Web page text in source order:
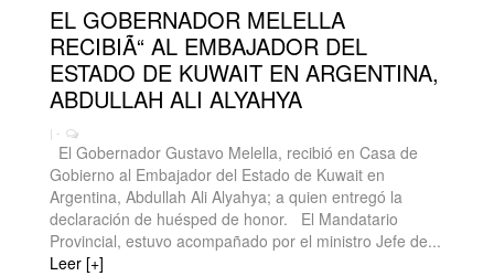
EL GOBERNADOR MELELLA
RECIBIÃ“ AL EMBAJADOR DEL
ESTADO DE KUWAIT EN ARGENTINA,
ABDULLAH ALI ALYAHYA
| -
El Gobernador Gustavo Melella, recibió en Casa de
Gobierno al Embajador del Estado de Kuwait en
Argentina, Abdullah Ali Alyahya; a quien entregó la
declaración de huésped de honor. El Mandatario
Provincial, estuvo acompañado por el ministro Jefe de...
Leer [+]